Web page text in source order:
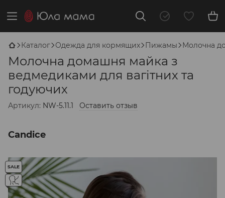
Каталог Одежда для кормящих Пижамы Молочна
Молочна домашня майка з
ведмедиками для вагітних та
годуючих
Артикул: NW-5.11.1 Оставить отзыв
Candice
SALE